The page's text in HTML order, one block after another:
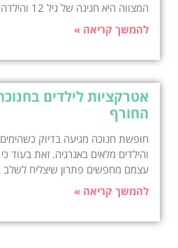
המצווה היא חגיגה של גיל 12 והילדה
להמשך קריאה »
אטרקציות לילדים
החורף
חופשת חנוכה מגיעה בדיוק
והילדים מלאים באנרגיה. זאת בעוד
עצמם מחפשים פתרון שיצליח לשלב
להמשך קריאה »